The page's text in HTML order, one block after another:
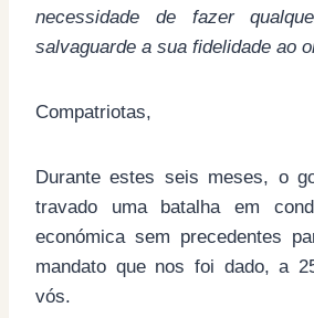
necessidade de fazer
salvaguarde a sua fidelidade ao
Compatriotas,
Durante estes seis meses, o
travado uma batalha em
económica sem precedentes
mandato que nos foi dado, a
vós.